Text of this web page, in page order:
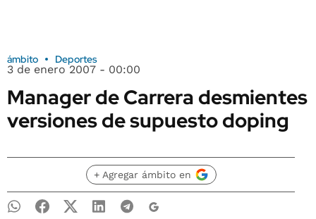
ámbito Deportes
3 de enero 2007 - 00:00
Manager de Carrera desmientes
versiones de supuesto doping
+ Agregar ámbito en